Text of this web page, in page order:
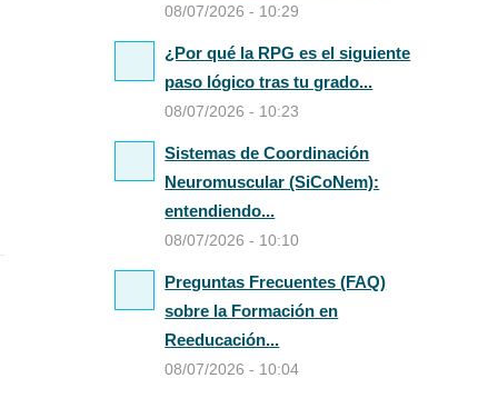
08/07/2026 - 10:29
¿Por qué la RPG es el siguiente
paso lógico tras tu grado...
08/07/2026 - 10:23
Sistemas de Coordinación
Neuromuscular (SiCoNem):
entendiendo...
08/07/2026 - 10:10
Preguntas Frecuentes (FAQ)
sobre la Formación en
Reeducación...
08/07/2026 - 10:04